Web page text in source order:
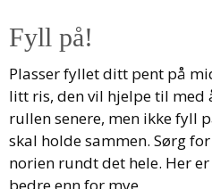
Fyll på!
Plasser fyllet ditt pent på
litt ris, den vil hjelpe til med
rullen senere, men ikke fyll
skal holde sammen. Sørg
norien rundt det hele. Her
bedre enn for mye.